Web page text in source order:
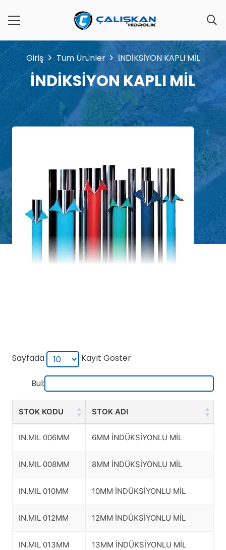
Giriş Tüm Ürünler İNDİKSİYON KAPLI MİL
İNDİKSİYON KAPLI MİL
Sayfada Kayıt Göster
Bul:
STOK KODU
STOK ADI
IN.MIL 006MM
6MM İNDÜKSİYONLU MİL
IN.MIL 008MM 8MM İNDÜKSİYONLU MİL
IN.MIL 010MM 10MM İNDÜKSİYONLU MİL
IN.MIL 012MM 12MM İNDÜKSİYONLU MİL
IN.MIL 013MM 13MM İNDÜKSİYONLU MİL